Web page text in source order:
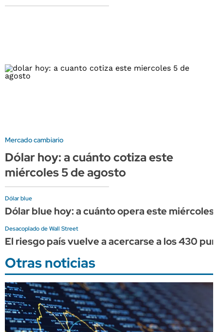
Mercado cambiario
Dólar hoy: a cuánto cotiza este
miércoles 5 de agosto
Dólar blue
Dólar blue hoy: a cuánto opera este miércoles
Desacoplado de Wall Street
El riesgo país vuelve a acercarse a los 430
Otras noticias